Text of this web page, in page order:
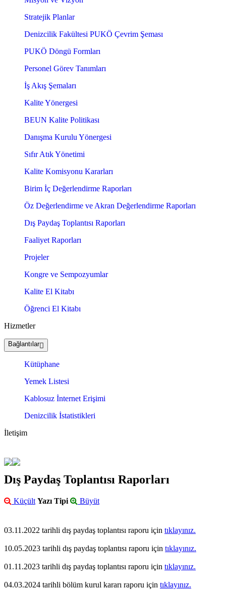
Stratejik Planlar
Denizcilik Fakültesi PUKÖ Çevrim Şeması
PUKÖ Döngü Formları
Personel Görev Tanımları
İş Akış Şemaları
Kalite Yönergesi
BEUN Kalite Politikası
Danışma Kurulu Yönergesi
Sıfır Atık Yönetimi
Kalite Komisyonu Kararları
Birim İç Değerlendirme Raporları
Öz Değerlendirme ve Akran Değerlendirme Raporları
Dış Paydaş Toplantısı Raporları
Faaliyet Raporları
Projeler
Kongre ve Sempozyumlar
Kalite El Kitabı
Öğrenci El Kitabı
Hizmetler
Bağlantılar
Kütüphane
Yemek Listesi
Kablosuz İnternet Erişimi
Denizcilik İstatistikleri
İletişim
Dış Paydaş Toplantısı Raporları
Küçült Yazı Tipi Büyüt
03.11.2022 tarihli dış paydaş toplantısı raporu için tıklayınız.
10.05.2023 tarihli dış paydaş toplantısı raporu için tıklayınız.
01.11.2023 tarihli dış paydaş toplantısı raporu için tıklayınız.
04.03.2024 tarihli bölüm kurul kararı raporu için tıklayınız.